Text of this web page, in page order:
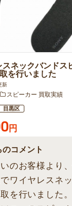
スネックバンドス
を行いました
新
スピーカー 買取実績
目黒区
円
コメント
のお客様より
ワイヤレスネ
を行いました